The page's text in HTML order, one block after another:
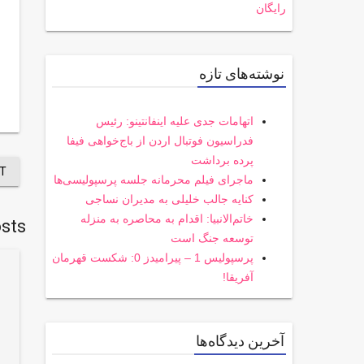
رایگان
نوشته‌های تازه
اتهامات جدی علیه اینفانتینو: رئیس
فدراسیون فوتبال اردن از باج‌خواهی فیفا
پرده برداشت
ماجرای فیلم محرمانه جلسه پرسپولیسی‌ها
کنایه جالب خلیلی به مدیران نساجی
خاتم‌الانبیا: اقدام به محاصره به منزله
توسعه جنگ است
پرسپولیس 1 – پیرامیدز 0: شکست قهرمان
آفریقا!
آخرین دیدگاه‌ها